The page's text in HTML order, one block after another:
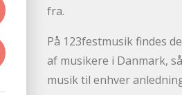
fra.
På 123festmusik findes
af musikere i Danmark,
musik til enhver